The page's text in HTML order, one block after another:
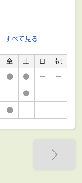
すべて見る
金 土 日
祝
● ● －
－
－ ● －
－
● － － －